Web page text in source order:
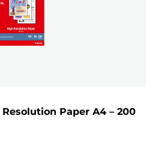
Resolution Paper A4 – 200